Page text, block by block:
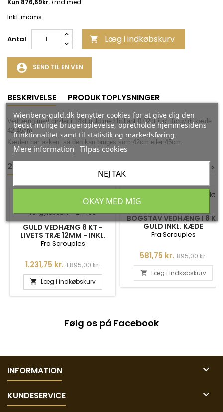
Inkl. moms
Antal  Læg i indkøbskurv
account_circle SEND TIL EN VEN
BESKRIVELSE PRODUKTOPLYSNINGER
Vedhæng med cirkler i 14kt guld med brillant 0,02ct incl. forgyldt kæde
42-45cm
Kæden har øsken, så den kan bruges som 42cm eller 45cm.
25 ANDRE VARER I DEN SAMME KATEGORI: >
GULD VEDHÆNG 8 KT -
LIVETS TRÆ 12MM - INKL.
KÆDE I FORGYLDT SØLV -
Fra Scrouples
Pris
1.231,75 kr. Normalpris
1.895,00 kr.
 Læg i indkøbskurv
BOGSTAV VEDHÆNG I 8 KT
GULD INKL. KÆDE
Fra Scrouples
Pris
581,75 kr. Normalpris
895,00 kr.
 Læg i indkøbskurv
Følg os på Facebook
INFORMATION 
KUNDESERVICE 
Wienberg-guld.dk benytter cookies for at give dig den
bedst mulige brugeroplevelse, opretholde hjemmesidens
funktionalitet samt til statistik og markedsføring.
Mere information Tilpas cookies
NEJ TAK
OKAY MED MIG